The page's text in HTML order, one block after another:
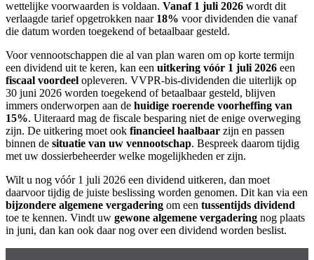
wettelijke voorwaarden is voldaan. Vanaf 1 juli 2026 wordt dit
verlaagde tarief opgetrokken naar 18% voor dividenden die vanaf
die datum worden toegekend of betaalbaar gesteld.
Voor vennootschappen die al van plan waren om op korte termijn
een dividend uit te keren, kan een uitkering vóór 1 juli 2026 een
fiscaal voordeel opleveren. VVPR-bis-dividenden die uiterlijk op
30 juni 2026 worden toegekend of betaalbaar gesteld, blijven
immers onderworpen aan de huidige roerende voorheffing van
15%. Uiteraard mag de fiscale besparing niet de enige overweging
zijn. De uitkering moet ook financieel haalbaar zijn en passen
binnen de situatie van uw vennootschap. Bespreek daarom tijdig
met uw dossierbeheerder welke mogelijkheden er zijn.
Wilt u nog vóór 1 juli 2026 een dividend uitkeren, dan moet
daarvoor tijdig de juiste beslissing worden genomen. Dit kan via een
bijzondere algemene vergadering om een tussentijds dividend
toe te kennen. Vindt uw gewone algemene vergadering nog plaats
in juni, dan kan ook daar nog over een dividend worden beslist.